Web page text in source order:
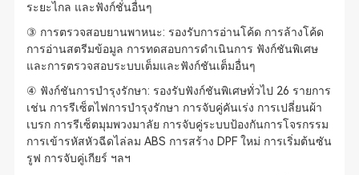
ระยะไกล และฟังก์ชั่นอื่นๆ
③ การตรวจสอบยานพาหนะ: รองรับการอ่านโค้ด การล้างโค้ด
การอ่านสตรีมข้อมูล การทดสอบการดำเนินการ ฟังก์ชันพิเศษ
และการตรวจสอบระบบเต็มและฟังก์ชันเต็มอื่นๆ
④ ฟังก์ชันการบำรุงรักษา: รองรับฟังก์ชันพิเศษทั่วไป 26 รายการ
เช่น การรีเซ็ตไฟการบำรุงรักษา การจับคู่คันเร่ง การเปลี่ยนผ้า
เบรก การรีเซ็ตมุมพวงมาลัย การจับคู่ระบบป้องกันการโจรกรรม
การเข้ารหัสหัวฉีดไล่ลม ABS การสร้าง DPF ใหม่ การเริ่มต้นซัน
รูฟ การจับคู่เกียร์ ฯลฯ